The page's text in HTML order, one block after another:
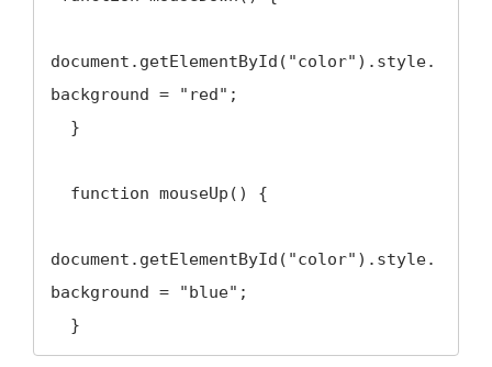
document.getElementById("color").style.
background = "red";
document.getElementById("color").style.
background = "blue";
  }